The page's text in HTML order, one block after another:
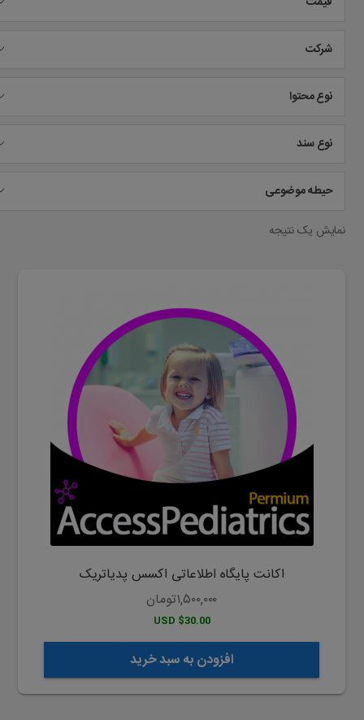
شرکت
نوع محتوا
نوع سند
حیطه موضوعی
نمایش یک نتیجه
اکانت پایگاه اطلاعاتی اکسس پدیاتریک
۱,۵۰۰,۰۰۰تومان
$30.00 USD
افزودن به سبد خرید